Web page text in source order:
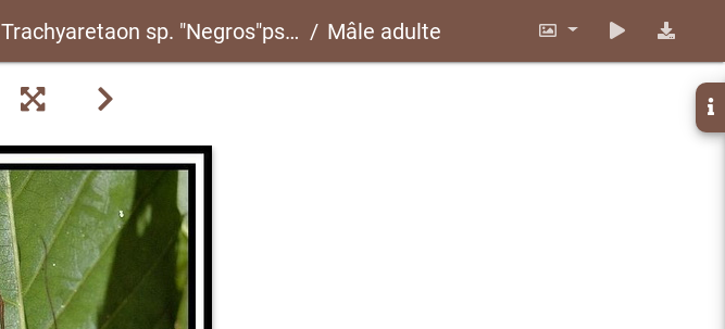
Trachyaretaon sp. "Negros"psg ? CLP451 Mâle adulte